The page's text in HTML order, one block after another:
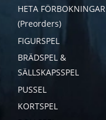
HETA FÖRBOKNINGAR
(Preorders)
FIGURSPEL
BRÄDSPEL &
SÄLLSKAPSSPEL
PUSSEL
KORTSPEL